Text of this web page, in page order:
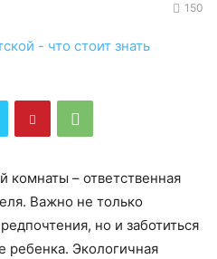
150
комнаты – ответственная
Важно не только
но и заботиться
ребенка. Экологичная